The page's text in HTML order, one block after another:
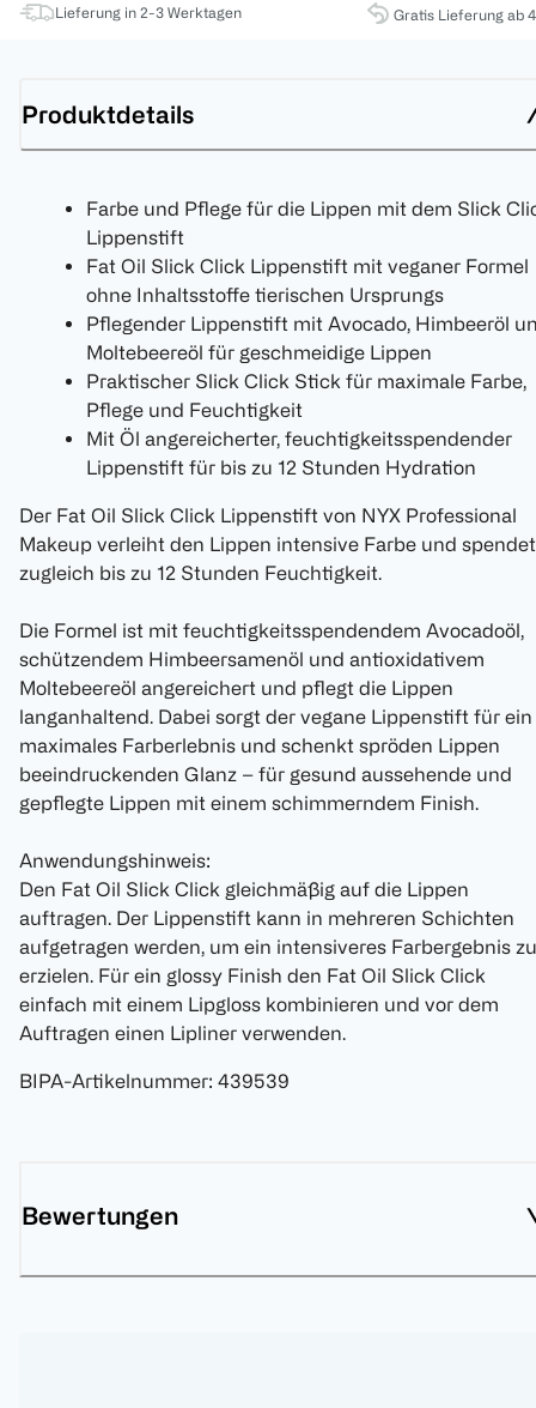
Lieferung in 2-3 Werktagen Gratis Lieferung ab
Produktdetails
Farbe und Pflege für die Lippen mit dem Slick
Lippenstift
Fat Oil Slick Click Lippenstift mit veganer Formel
ohne Inhaltsstoffe tierischen Ursprungs
Pflegender Lippenstift mit Avocado, Himbeeröl
Moltebeereöl für geschmeidige Lippen
Praktischer Slick Click Stick für maximale Farbe,
Pflege und Feuchtigkeit
Mit Öl angereicherter, feuchtigkeitsspendender
Lippenstift für bis zu 12 Stunden Hydration
Der Fat Oil Slick Click Lippenstift von NYX Professional
Makeup verleiht den Lippen intensive Farbe und spendet
zugleich bis zu 12 Stunden Feuchtigkeit.
Die Formel ist mit feuchtigkeitsspendendem Avocadoöl,
schützendem Himbeersamenöl und antioxidativem
Moltebeereöl angereichert und pflegt die Lippen
langanhaltend. Dabei sorgt der vegane Lippenstift für ein
maximales Farberlebnis und schenkt spröden Lippen
beeindruckenden Glanz – für gesund aussehende und
gepflegte Lippen mit einem schimmerndem Finish.
Anwendungshinweis:
Den Fat Oil Slick Click gleichmäßig auf die Lippen
auftragen. Der Lippenstift kann in mehreren Schichten
aufgetragen werden, um ein intensiveres Farbergebnis zu
erzielen. Für ein glossy Finish den Fat Oil Slick Click
einfach mit einem Lipgloss kombinieren und vor dem
Auftragen einen Lipliner verwenden.
BIPA-Artikelnummer: 439539
Bewertungen